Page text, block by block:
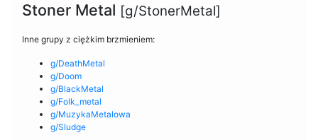
Stoner Metal [g/StonerMetal]
Inne grupy z ciężkim brzmieniem:
g/DeathMetal
g/Doom
g/BlackMetal
g/Folk_metal
g/MuzykaMetalowa
g/Sludge